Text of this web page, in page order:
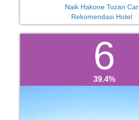
Naik Hakone Tozan Car
Rekomendasi Hotel
6
39.4